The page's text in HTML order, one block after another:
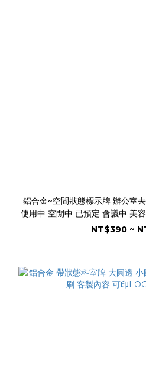
鋁合金~空間狀態標示牌 辦公室
使用中 空閒中 已預定 會議中 美
顏色狀態
NT$390 ~